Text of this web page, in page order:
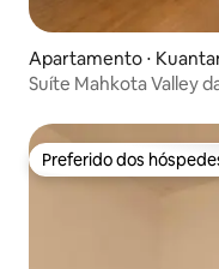
Apartamento ⋅
Suíte Mahkota Valley
Preferido dos
Preferido dos